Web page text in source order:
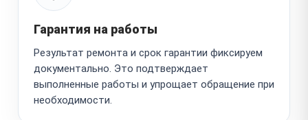
Гарантия на работы
Результат ремонта и срок гарантии фиксируем
документально. Это подтверждает
выполненные работы и упрощает обращение при
необходимости.